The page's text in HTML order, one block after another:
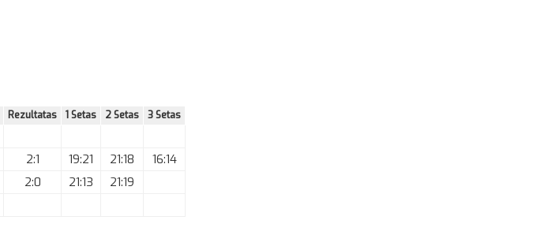
Rezultatas 1 Setas 2 Setas 3 Setas
2:1 19:21 21:18
16:14
2:0 21:13
21:19